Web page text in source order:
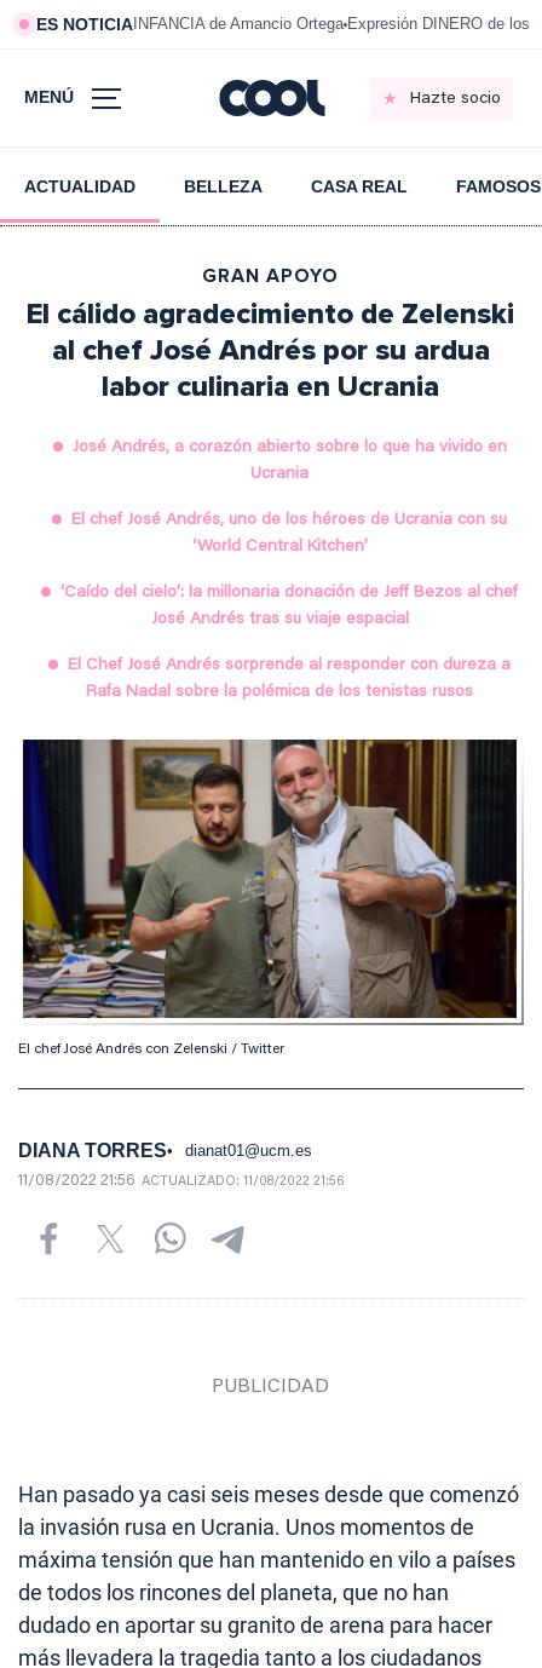
ES NOTICIA INFANCIA de Amancio Ortega Expresión DINERO de los
MENÚ Hazte socio
ACTUALIDAD BELLEZA CASA REAL FAMOSOS
GRAN APOYO
El cálido agradecimiento de Zelenski
al chef José Andrés por su ardua
labor culinaria en Ucrania
José Andrés, a corazón abierto sobre lo que ha vivido en
Ucrania
El chef José Andrés, uno de los héroes de Ucrania con su
‘World Central Kitchen’
‘Caído del cielo’: la millonaria donación de Jeff Bezos al chef
José Andrés tras su viaje espacial
El Chef José Andrés sorprende al responder con dureza a
Rafa Nadal sobre la polémica de los tenistas rusos
El chef José Andrés con Zelenski / Twitter
DIANA TORRES dianat01@ucm.es
11/08/2022 21:56 ACTUALIZADO: 11/08/2022 21:56
Han pasado ya casi seis meses desde que comenzó
la invasión rusa en Ucrania. Unos momentos de
máxima tensión que han mantenido en vilo a países
de todos los rincones del planeta, que no han
dudado en aportar su granito de arena para hacer
más llevadera la tragedia tanto a los ciudadanos